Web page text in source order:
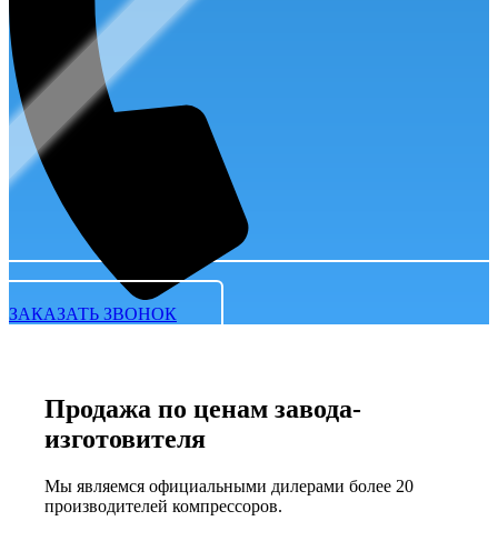
ЗАКАЗАТЬ ЗВОНОК
Продажа по ценам завода-
изготовителя
Мы являемся официальными дилерами более 20
производителей компрессоров.